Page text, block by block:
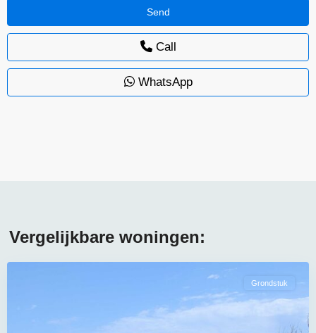
Call
WhatsApp
Vergelijkbare woningen:
Grondstuk